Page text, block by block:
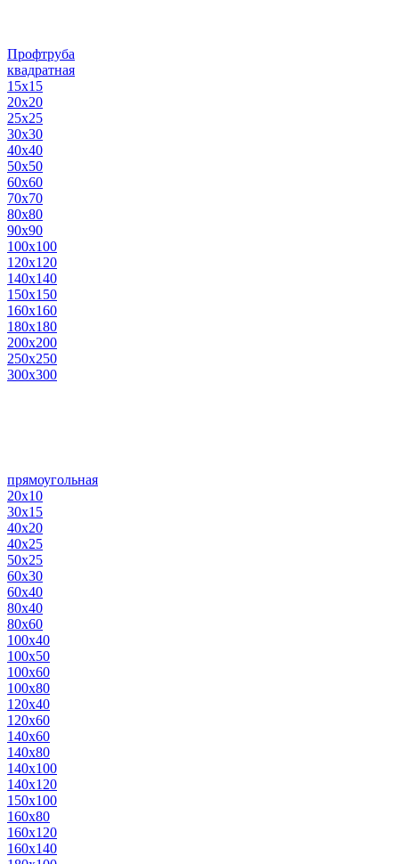
Профтруба
квадратная
15х15
20х20
25х25
30х30
40х40
50х50
60х60
70х70
80х80
90х90
100х100
120х120
140х140
150х150
160х160
180х180
200х200
250х250
300х300
прямоугольная
20х10
30х15
40х20
40х25
50х25
60х30
60х40
80х40
80х60
100х40
100х50
100х60
100х80
120х40
120х60
140х60
140х80
140х100
140х120
150х100
160х80
160х120
160х140